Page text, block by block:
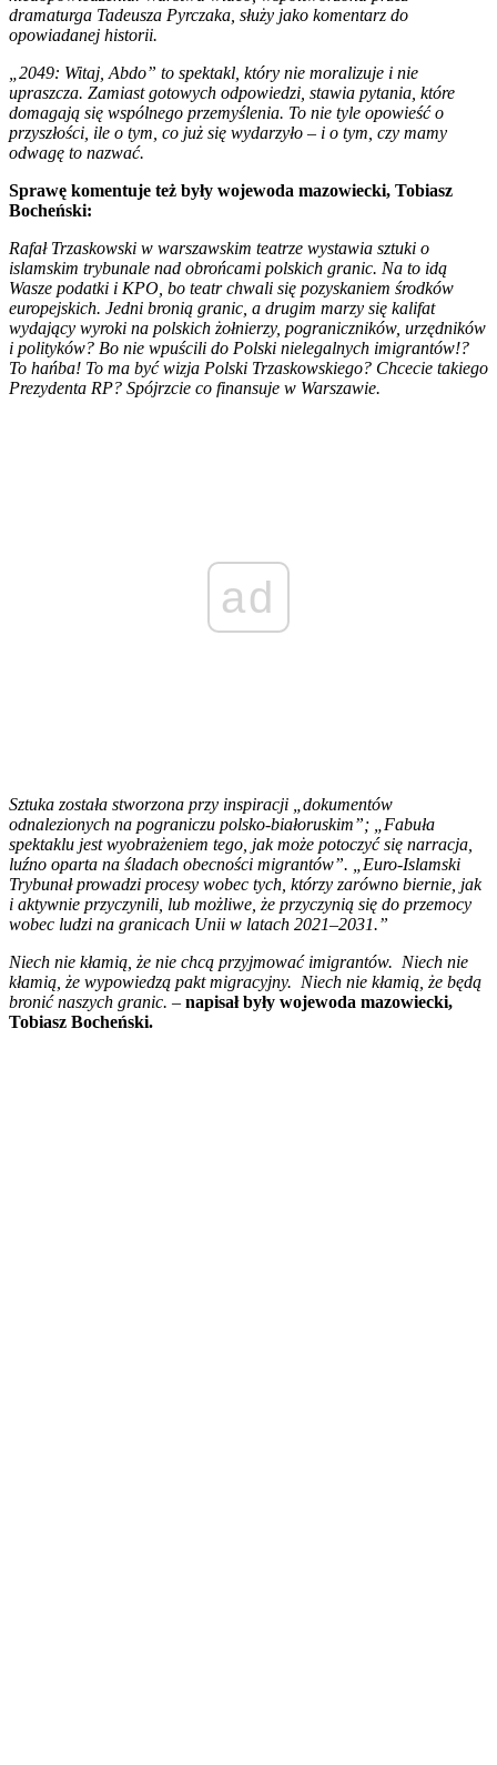
dramaturga Tadeusza Pyrczaka, służy jako komentarz do
opowiadanej historii.
„2049: Witaj, Abdo” to spektakl, który nie moralizuje i nie
upraszcza. Zamiast gotowych odpowiedzi, stawia pytania, które
domagają się wspólnego przemyślenia. To nie tyle opowieść o
przyszłości, ile o tym, co już się wydarzyło – i o tym, czy mamy
odwagę to nazwać.
Sprawę komentuje też były wojewoda mazowiecki, Tobiasz
Bocheński:
Rafał Trzaskowski w warszawskim teatrze wystawia sztuki o
islamskim trybunale nad obrońcami polskich granic. Na to idą
Wasze podatki i KPO, bo teatr chwali się pozyskaniem środków
europejskich. Jedni bronią granic, a drugim marzy się kalifat
wydający wyroki na polskich żołnierzy, pograniczników, urzędników
i polityków? Bo nie wpuścili do Polski nielegalnych imigrantów!?
To hańba! To ma być wizja Polski Trzaskowskiego? Chcecie takiego
Prezydenta RP? Spójrzcie co finansuje w Warszawie.
ad
Sztuka została stworzona przy inspiracji „dokumentów
odnalezionych na pograniczu polsko-białoruskim”; „Fabuła
spektaklu jest wyobrażeniem tego, jak może potoczyć się narracja,
luźno oparta na śladach obecności migrantów”. „Euro-Islamski
Trybunał prowadzi procesy wobec tych, którzy zarówno biernie, jak
i aktywnie przyczynili, lub możliwe, że przyczynią się do przemocy
wobec ludzi na granicach Unii w latach 2021–2031.”
Niech nie kłamią, że nie chcą przyjmować imigrantów. Niech nie
kłamią, że wypowiedzą pakt migracyjny. Niech nie kłamią, że będą
bronić naszych granic. – napisał były wojewoda mazowiecki,
Tobiasz Bocheński.